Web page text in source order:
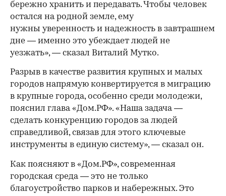
бережно хранить и передавать. Чтобы человек
остался на родной земле, ему
нужны уверенность и надежность в завтрашнем
дне — именно это убеждает людей не
уезжать», — сказал Виталий Мутко.
Разрыв в качестве развития крупных и малых
городов напрямую конвертируется в миграцию
в крупные города, особенно среди молодежи,
пояснил глава «Дом.РФ». «Наша задача —
сделать конкуренцию городов за людей
справедливой, связав для этого ключевые
инструменты в единую систему», — сказал он.
Как поясняют в «Дом.РФ», современная
городская среда — это не только
благоустройство парков и набережных. Это